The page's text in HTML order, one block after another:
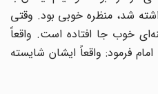
شد، منظره‌ خوبی بود. وقتی
خوب جا افتاده‌ است. واقعاً
فرمود: واقعاً ایشان شایسته‌